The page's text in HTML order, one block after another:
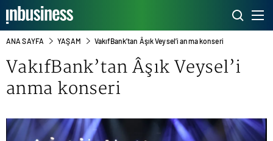
ANA SAYFA YAŞAM VakıfBank’tan Âşık Veysel’i anma konseri
VakıfBank’tan Âşık Veysel’i
anma konseri